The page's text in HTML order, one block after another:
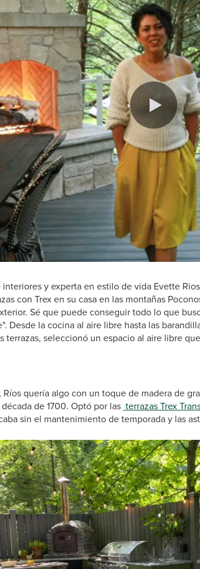
interiores y experta en estilo de vida Evette
con Trex en su casa en las montañas
Sé que puede conseguir todo lo que
Desde la cocina al aire libre hasta las
terrazas, seleccionó un espacio al aire libre
Ríos quería algo con un toque de madera de
de 1700. Optó por las terrazas Trex
sin el mantenimiento de temporada y las